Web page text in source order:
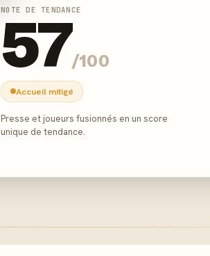
NOTE DE TENDANCE
57/100
Accueil mitigé
Presse et joueurs fusionnés en un score
unique de tendance.